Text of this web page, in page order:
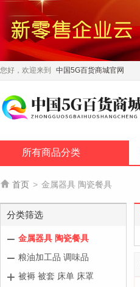
您好，欢迎来到 中国5G百货商城官网
所有商品分类
 首页 > 金属器具 陶瓷餐具
分类筛选
金属器具 陶瓷餐具
粮油加工品 调味品
被褥 被套 床单 床罩